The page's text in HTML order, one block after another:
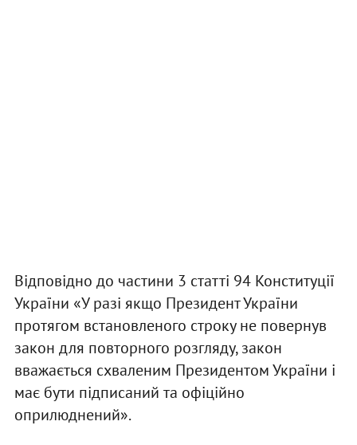
Відповідно до частини 3 статті 94 Конституції
України «У разі якщо Президент України
протягом встановленого строку не повернув
закон для повторного розгляду, закон
вважається схваленим Президентом України і
має бути підписаний та офіційно
оприлюднений».